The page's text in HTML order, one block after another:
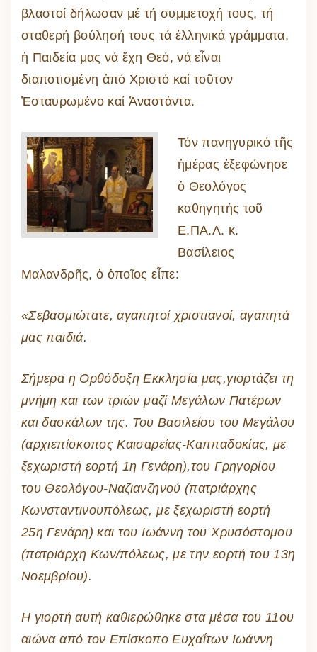
βλαστοί δήλωσαν μέ τή συμμετοχή τους, τή
σταθερή βούλησή τους τά ἑλληνικά γράμματα,
ἡ Παιδεία μας νά ἔχη Θεό, νά εἶναι
διαποτισμένη ἀπό Χριστό καί τοῦτον
Ἐσταυρωμένο καί Ἀναστάντα.
Τόν πανηγυρικό τῆς
ἡμέρας ἐξεφώνησε
ὁ Θεολόγος
καθηγητής τοῦ
Ε.ΠΑ.Λ. κ.
Βασίλειος
Μαλανδρῆς, ὁ ὁποῖος εἶπε:
«Σεβασμιώτατε, αγαπητοί χριστιανοί, αγαπητά
μας παιδιά.
Σήμερα η Ορθόδοξη Εκκλησία μας,γιορτάζει τη
μνήμη και των τριών μαζί Μεγάλων Πατέρων
και δασκάλων της. Του Βασιλείου του Μεγάλου
(αρχιεπίσκοπος Καισαρείας-Καππαδοκίας, με
ξεχωριστή εορτή 1η Γενάρη),του Γρηγορίου
του Θεολόγου-Ναζιανζηνού (πατριάρχης
Κωνσταντινουπόλεως, με ξεχωριστή εορτή
25η Γενάρη) και του Ιωάννη του Χρυσόστομου
(πατριάρχη Κων/πόλεως, με την εορτή του 13η
Νοεμβρίου).
Η γιορτή αυτή καθιερώθηκε στα μέσα του 11ου
αιώνα από τον Επίσκοπο Ευχαΐτων Ιωάννη